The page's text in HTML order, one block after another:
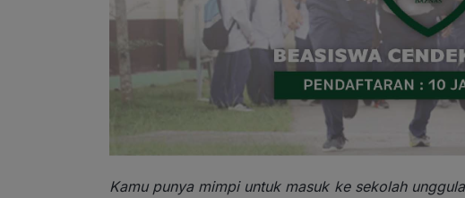
Kamu punya mimpi untuk masuk ke sekolah